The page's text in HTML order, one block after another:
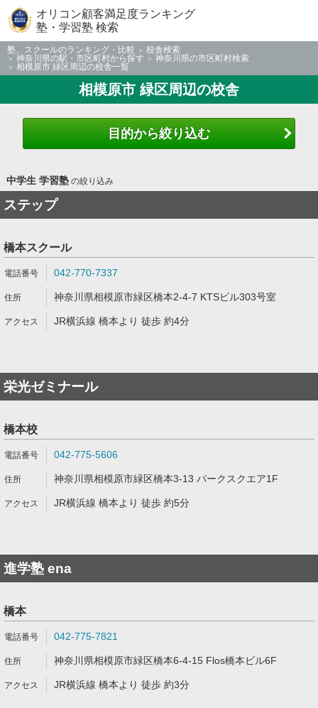
オリコン顧客満足度ランキング
塾・学習塾 検索
塾、スクールのランキング・比較
校舎検索
神奈川県の駅・市区町村から探す
神奈川県の市区町村検索
相模原市 緑区周辺の校舎一覧
相模原市 緑区周辺の校舎
目的から絞り込む
中学生 学習塾の絞り込み
ステップ
橋本スクール
042-770-7337
神奈川県相模原市緑区橋本2-4-7 KTSビル303号室
JR横浜線 橋本より 徒歩 約4分
栄光ゼミナール
橋本校
042-775-5606
神奈川県相模原市緑区橋本3-13 パークスクエア1F
JR横浜線 橋本より 徒歩 約5分
進学塾 ena
橋本
042-775-7821
神奈川県相模原市緑区橋本6-4-15 Flos橋本ビル6F
JR横浜線 橋本より 徒歩 約3分